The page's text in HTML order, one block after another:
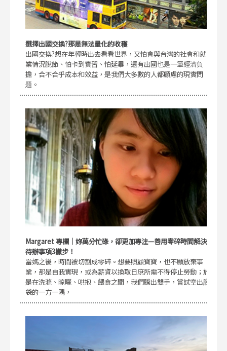
選擇出國交換?那是無法量化的收穫
出國交換?想在年輕時出去看看世界，又怕會與台灣的社會和就
業情況脫節、怕卡到實習、怕延畢，還有出國也是一筆經濟負
擔，合不合乎成本和效益，是我們大多數的人都顧慮的現實問
題。
Margaret 專欄｜妳萬分忙碌，卻更加專注—善用零碎時間解決
待辦事項3撇步！
當媽之後，時間被切割成零碎。想要照顧寶寶，也不願放棄事
業，那是自我實現，或為薪資以換取日庶所需不得停止勞動；於
是在洗滌、晾曬、哄抱、餵食之間，我們騰出雙手，嘗試空出腦
袋的一方一隅，